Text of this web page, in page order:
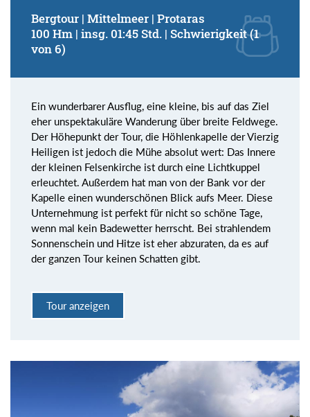
Bergtour | Mittelmeer | Protaras
100 Hm | insg. 01:45 Std. | Schwierigkeit (1
von 6)
Ein wunderbarer Ausflug, eine kleine, bis auf das Ziel
eher unspektakuläre Wanderung über breite Feldwege.
Der Höhepunkt der Tour, die Höhlenkapelle der Vierzig
Heiligen ist jedoch die Mühe absolut wert: Das Innere
der kleinen Felsenkirche ist durch eine Lichtkuppel
erleuchtet. Außerdem hat man von der Bank vor der
Kapelle einen wunderschönen Blick aufs Meer. Diese
Unternehmung ist perfekt für nicht so schöne Tage,
wenn mal kein Badewetter herrscht. Bei strahlendem
Sonnenschein und Hitze ist eher abzuraten, da es auf
der ganzen Tour keinen Schatten gibt.
Tour anzeigen